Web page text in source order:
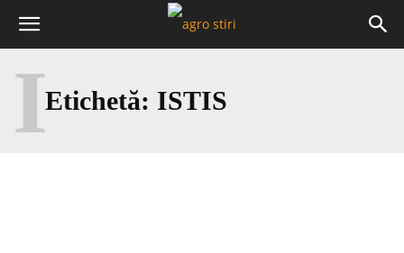
Etichetă: ISTIS
I